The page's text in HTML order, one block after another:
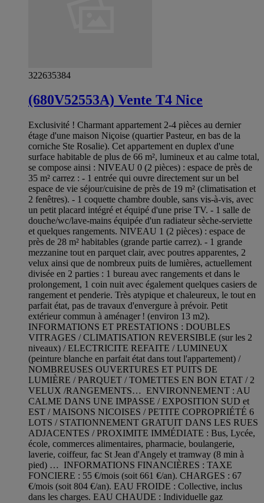
322635384
(680V52553A) Vente T4 Nice
Exclusivité ! Charmant appartement 2-4 pièces au dernier
étage d'une maison Niçoise (quartier Pasteur, en bas de la
corniche Ste Rosalie). Cet appartement en duplex d'une
surface habitable de plus de 66 m², lumineux et au calme total,
se compose ainsi : NIVEAU 0 (2 pièces) : espace de près de
35 m² carrez : - 1 entrée qui ouvre directement sur un bel
espace de vie séjour/cuisine de près de 19 m² (climatisation et
2 fenêtres). - 1 coquette chambre double, sans vis-à-vis, avec
un petit placard intégré et équipé d'une prise TV. - 1 salle de
douche/wc/lave-mains équipée d'un radiateur sèche-serviette
et quelques rangements. NIVEAU 1 (2 pièces) : espace de
près de 28 m² habitables (grande partie carrez). - 1 grande
mezzanine tout en parquet clair, avec poutres apparentes, 2
velux ainsi que de nombreux puits de lumières, actuellement
divisée en 2 parties : 1 bureau avec rangements et dans le
prolongement, 1 coin nuit avec également quelques casiers de
rangement et penderie. Très atypique et chaleureux, le tout en
parfait état, pas de travaux d'envergure à prévoir. Petit
extérieur commun à aménager ! (environ 13 m2).
INFORMATIONS ET PRESTATIONS : DOUBLES
VITRAGES / CLIMATISATION REVERSIBLE (sur les 2
niveaux) / ELECTRICITE REFAITE / LUMINEUX
(peinture blanche en parfait état dans tout l'appartement) /
NOMBREUSES OUVERTURES ET PUITS DE
LUMIÈRE / PARQUET / TOMETTES EN BON ETAT / 2
VELUX /RANGEMENTS… ENVIRONNEMENT : AU
CALME DANS UNE IMPASSE / EXPOSITION SUD et
EST / MAISONS NICOISES / PETITE COPROPRIÉTÉ 6
LOTS / STATIONNEMENT GRATUIT DANS LES RUES
ADJACENTES / PROXIMITE IMMÉDIATE : Bus, Lycée,
école, commerces alimentaires, pharmacie, boulangerie,
laverie, coiffeur, fac St Jean d'Angely et tramway (8 min à
pied) … INFORMATIONS FINANCIÈRES : TAXE
FONCIERE : 55 €/mois (soit 661 €/an). CHARGES : 67
€/mois (soit 804 €/an). EAU FROIDE : Collective, inclus
dans les charges. EAU CHAUDE : Individuelle gaz